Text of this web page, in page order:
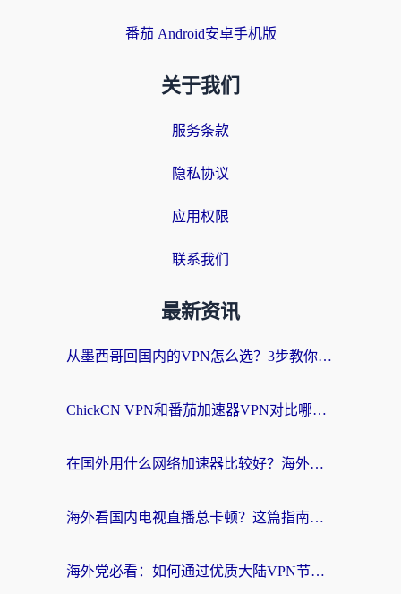
番茄 Android安卓手机版
关于我们
服务条款
隐私协议
应用权限
联系我们
最新资讯
从墨西哥回国内的VPN怎么选？3步教你无缝刷剧、玩国服游戏
ChickCN VPN和番茄加速器VPN对比哪个回国效果更好？海外党亲测后的真实答案
在国外用什么网络加速器比较好？海外党亲测：从痛点到解决方案的全攻略
海外看国内电视直播总卡顿？这篇指南教你选对回国加速器，无缝追剧不发愁
海外党必看：如何通过优质大陆VPN节点无缝访问国内资源？